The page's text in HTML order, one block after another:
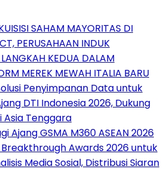
SAHAM MAYORITAS DI
PERUSAHAAN INDUK
KEDUA DALAM
MEREK MEWAH ITALIA BARU
Penyimpanan Data untuk
DTI Indonesia 2026, Dukung
Asia Tenggara
Ajang GSMA M360 ASEAN 2026
Awards 2026 untuk
Media Sosial, Distribusi Siaran